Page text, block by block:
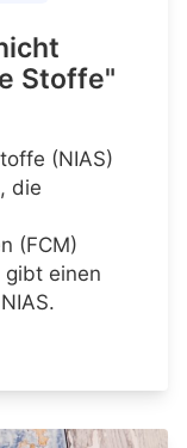
Stoffe"
(NIAS)
die
(FCM)
gibt einen